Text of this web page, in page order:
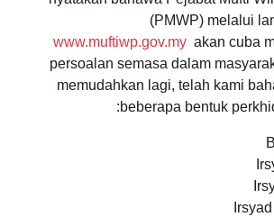
(PMWP) melalui
www.muftiwp.gov.my akan cuba
persoalan semasa dalam
memudahkan lagi, telah kami
beberapa bentuk